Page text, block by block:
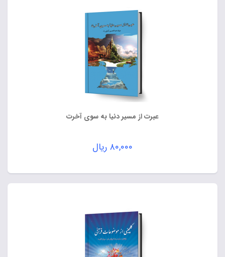
عبرت از مسیر دنیا به سوی آخرت
۸۰,۰۰۰ ریال